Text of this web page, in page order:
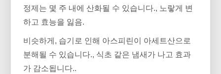
정제는 몇 주 내에 산화될 수 있습니다., 노랗게 변
하고 효능을 잃음.
비슷하게, 습기로 인해 아스피린이 아세트산으로
분해될 수 있습니다., 식초 같은 냄새가 나고 효과
가 감소됩니다..